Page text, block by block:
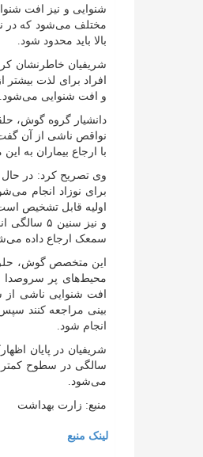
شنوایی و نیز افت
مختلف می‌شود که در
بالا باید محدود شود.
شریفیان خاطرنشان
افراد برای لذت
و افت شنوایی می‌شود.
دانشیار گروه گوش،
نواقص ناشی از آن
با ارجاع بیماران به
وی تصریح کرد: در
برای نوزاد انجام
اولیه قابل تشخیص
و نیز
سمعک ارجاع داده
این متخصص گوش، حلق
محیط‌های پر سروصدا
افت شنوایی ناشی از
بینی مراجعه کنند
انجام شود.
سالگی در سطوح کمتر
می‌شود.
منبع: زارت بهداشت
لینک منبع